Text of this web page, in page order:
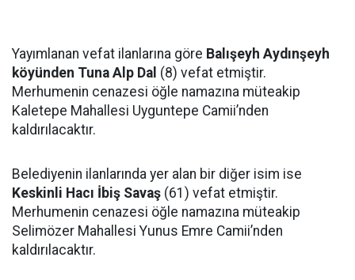
Yayımlanan vefat ilanlarına göre Balışeyh Aydınşeyh
köyünden Tuna Alp Dal (8) vefat etmiştir.
Merhumenin cenazesi öğle namazına müteakip
Kaletepe Mahallesi Uyguntepe Camii’nden
kaldırılacaktır.
Belediyenin ilanlarında yer alan bir diğer isim ise
Keskinli Hacı İbiş Savaş (61) vefat etmiştir.
Merhumenin cenazesi öğle namazına müteakip
Selimözer Mahallesi Yunus Emre Camii’nden
kaldırılacaktır.